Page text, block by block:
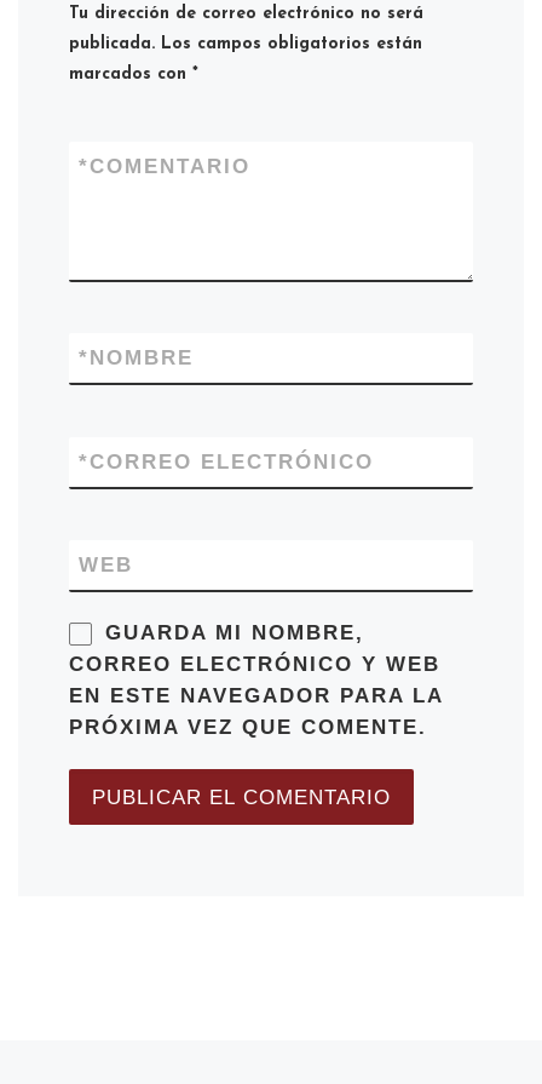
Tu dirección de correo electrónico no será
publicada. Los campos obligatorios están
marcados con*
COMENTARIO
*
NOMBRE
*
CORREO ELECTRÓNICO
*
WEB
GUARDA MI NOMBRE,
CORREO ELECTRÓNICO Y WEB
EN ESTE NAVEGADOR PARA LA
PRÓXIMA VEZ QUE COMENTE.